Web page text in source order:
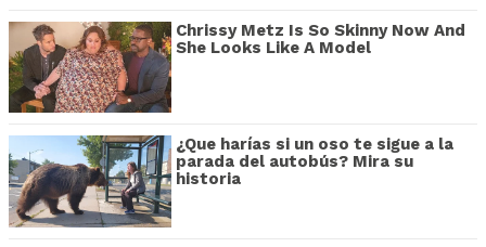
Chrissy Metz Is So Skinny Now And
She Looks Like A Model
¿Que harías si un oso te sigue a la
parada del autobús? Mira su
historia